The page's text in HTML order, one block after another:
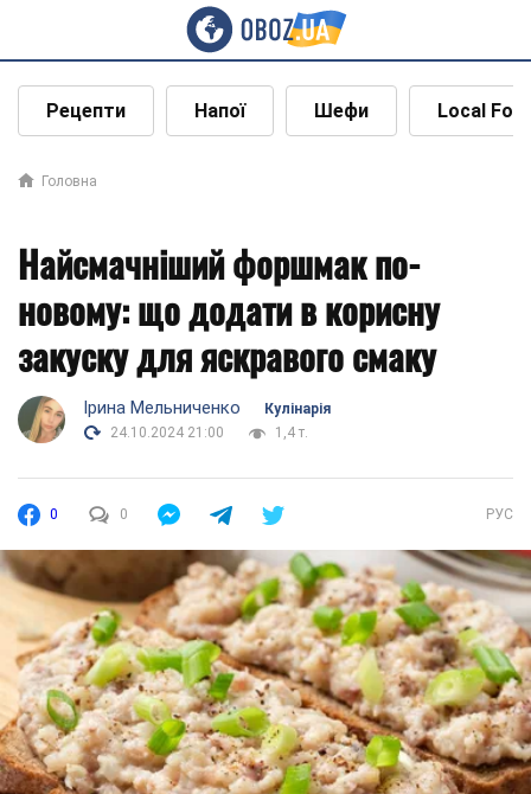
Рецепти Напої Шефи Local
Головна
Найсмачніший форшмак по-
новому: що додати в корисну
закуску для яскравого смаку
Ірина Мельниченко
Кулінарія
24.10.2024 21:00
1,4 т.
0 0 РУС